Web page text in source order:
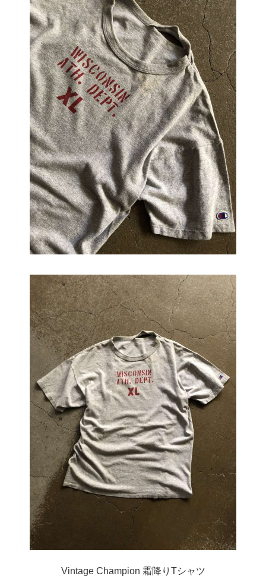
Vintage Champion 霜降りTシャツ